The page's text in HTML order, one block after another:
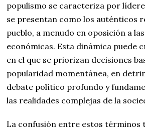
populismo se caracteriza por
se presentan como los auténticos
pueblo, a menudo en oposición a
económicas. Esta dinámica puede
en el que se priorizan decisiones
popularidad momentánea, en
debate político profundo y
las realidades complejas de la
La confusión entre estos términos